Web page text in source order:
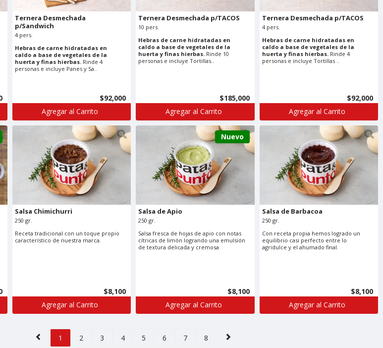
Ternera Desmechada
p/Sandwich
4 pers.
Hebras de carne hidratadas en
caldo a base de vegetales de la
huerta y finas hierbas. Rinde 4
personas e incluye Panes y Sa..
$92,000
Agregar al Carrito
Ternera Desmechada p/TACOS
10 pers.
Hebras de carne hidratadas en
caldo a base de vegetales de la
huerta y finas hierbas. Rinde 10
personas e incluye Tortillas..
$185,000
Agregar al Carrito
Ternera Desmechada p/TACOS
4 pers.
Hebras de carne hidratadas en
caldo a base de vegetales de la
huerta y finas hierbas. Rinde 4
personas e incluye Tortillas ..
$92,000
Agregar al Carrito
Salsa Chimichurri
250 gr.
Receta tradicional con un toque propio
característico de nuestra marca.
$8,100
Agregar al Carrito
Nuevo
Salsa de Apio
250 gr.
Salsa fresca de hojas de apio con notas
cítricas de limón logrando una emulsión
de textura delicada y cremosa
$8,100
Agregar al Carrito
Salsa de Barbacoa
250 gr.
Con receta propia hemos logrado un
equilibrio casi perfecto entre lo
agridulce y el ahumado final.
$8,100
Agregar al Carrito
1 2 3 4 5 6 7 8